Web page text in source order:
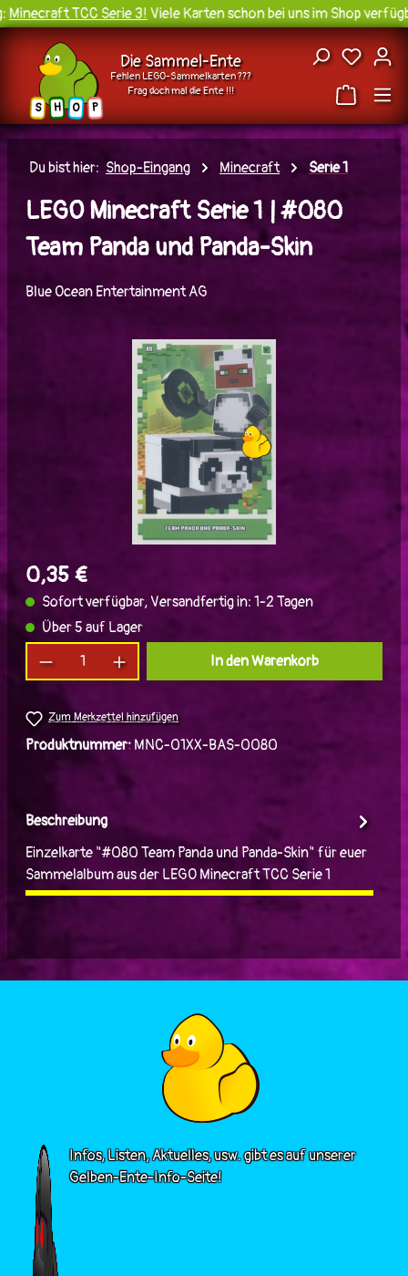
Zum Hauptinhalt springen
TCC Serie 3!Viele Karten schon bei uns im Shop
S H O P
Die Sammel-Ente
Fehlen LEGO-Sammelkarten ???
Frag doch mal die Ente !!!
Du
Du bist hier: Shop-Eingang Minecraft Serie 1
LEGO Minecraft Serie 1 | #080
Team Panda und Panda-Skin
Blue Ocean Entertainment AG
Bildergalerie überspringen
0,35 €
Sofort verfügbar, Versandfertig in: 1-2 Tagen
Über 5 auf Lager
Produkt Anzahl: Gib den gewünschten Wert
In den Warenkorb
Zum Merkzettel hinzufügen
Produktnummer: MNC-01XX-BAS-0080
Beschreibung
Einzelkarte "#080 Team Panda und Panda-Skin" für euer
Sammelalbum aus der LEGO Minecraft TCC Serie 1
Infos, Listen, Aktuelles, usw. gibt es auf unserer
Gelben-Ente-Info-Seite!